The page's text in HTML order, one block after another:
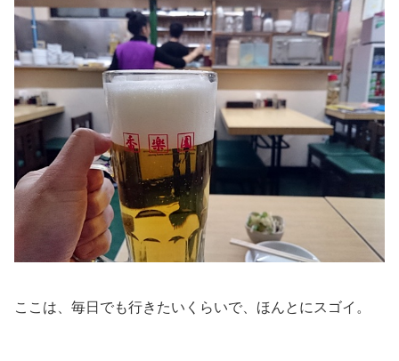
ここは、毎日でも行きたいくらいで、ほんとにスゴイ。